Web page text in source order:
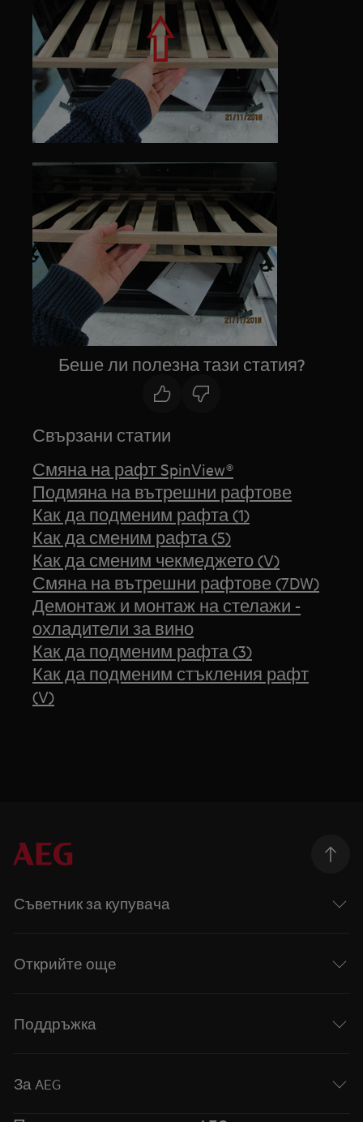
Беше ли полезна тази статия?
Свързани статии
Смяна на рафт SpinView®
Подмяна на вътрешни рафтове
Как да подменим рафта (1)
Как да сменим рафта (5)
Как да сменим чекмеджето (V)
Смяна на вътрешни рафтове (7DW)
Демонтаж и монтаж на стелажи -
охладители за вино
Как да подменим рафта (3)
Как да подменим стъкления рафт
(V)
Съветник за купувача
Открийте още
Поддръжка
За AEG